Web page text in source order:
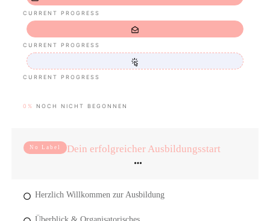
CURRENT PROGRESS
CURRENT PROGRESS
CURRENT PROGRESS
0% NOCH NICHT BEGONNEN
No Label Dein erfolgreicher Ausbildungsstart
Herzlich Willkommen zur Ausbildung